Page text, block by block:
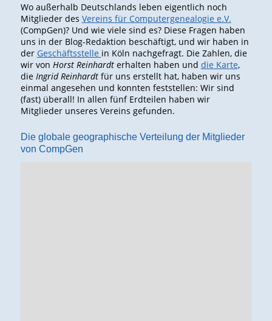
Wo außerhalb Deutschlands leben eigentlich noch
Mitglieder des Vereins für Computergenealogie e.V.
(CompGen)? Und wie viele sind es? Diese Fragen haben
uns in der Blog-Redaktion beschäftigt, und wir haben in
der Geschäftsstelle in Köln nachgefragt. Die Zahlen, die
wir von Horst Reinhardterhalten haben und die Karte,
die Ingrid Reinhardtfür uns erstellt hat, haben wir uns
einmal angesehen und konnten feststellen: Wir sind
(fast) überall! In allen fünf Erdteilen haben wir
Mitglieder unseres Vereins gefunden.
Die globale geographische Verteilung der Mitglieder
von CompGen